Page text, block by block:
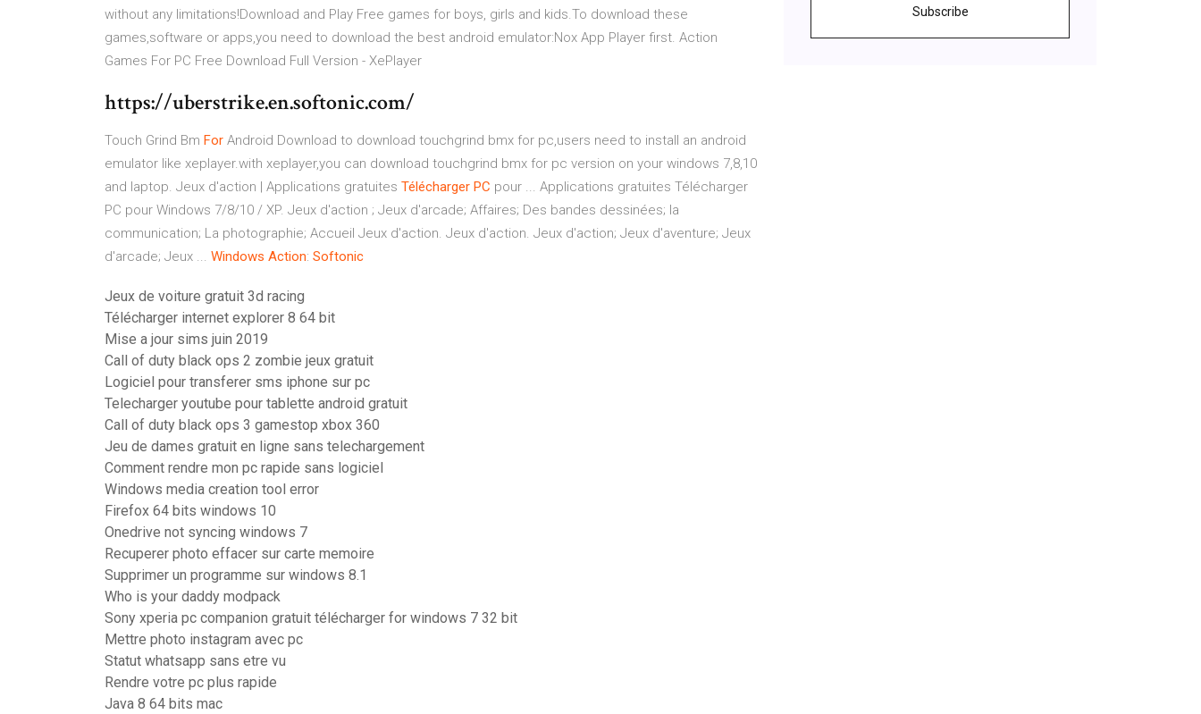
without any limitations!Download and Play Free games for boys, girls and kids.To download these
games,software or apps,you need to download the best android emulator:Nox App Player first. Action
Games For PC Free Download Full Version - XePlayer
https://uberstrike.en.softonic.com/
Touch Grind Bm For Android Download to download touchgrind bmx for pc,users need to install an android
emulator like xeplayer.with xeplayer,you can download touchgrind bmx for pc version on your windows 7,8,10
and laptop. Jeux d'action | Applications gratuites Télécharger PC pour ... Applications gratuites Télécharger
PC pour Windows 7/8/10 / XP. Jeux d'action ; Jeux d'arcade; Affaires; Des bandes dessinées; la
communication; La photographie; Accueil Jeux d'action. Jeux d'action. Jeux d'action; Jeux d'aventure; Jeux
d'arcade; Jeux ... Windows Action: Softonic
Jeux de voiture gratuit 3d racing
Télécharger internet explorer 8 64 bit
Mise a jour sims juin 2019
Call of duty black ops 2 zombie jeux gratuit
Logiciel pour transferer sms iphone sur pc
Telecharger youtube pour tablette android gratuit
Call of duty black ops 3 gamestop xbox 360
Jeu de dames gratuit en ligne sans telechargement
Comment rendre mon pc rapide sans logiciel
Windows media creation tool error
Firefox 64 bits windows 10
Onedrive not syncing windows 7
Recuperer photo effacer sur carte memoire
Supprimer un programme sur windows 8.1
Who is your daddy modpack
Sony xperia pc companion gratuit télécharger for windows 7 32 bit
Mettre photo instagram avec pc
Statut whatsapp sans etre vu
Rendre votre pc plus rapide
Java 8 64 bits mac
Subscribe